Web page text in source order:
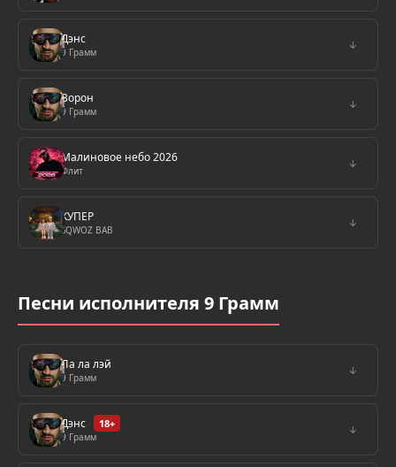
Дэнс
9 Грамм
↓
Ворон
9 Грамм
↓
Малиновое небо 2026
Флит
↓
КУПЕР
SQWOZ BAB
↓
Песни исполнителя 9 Грамм
Ла ла лэй
9 Грамм
↓
Дэнс 18+
9 Грамм
↓